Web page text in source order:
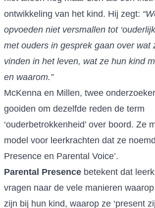
ontwikkeling van het kind. Hij zegt:
opvoeden niet versmallen tot
met ouders in gesprek gaan over wat
vinden in het leven, wat ze hun kind
en waarom.”
McKenna en Millen, twee
gooiden om dezelfde reden de term
‘ouderbetrokkenheid’ over boord. Ze
model voor leerkrachten dat ze
Presence en Parental Voice’.
Parental Presence betekent dat
vragen naar de vele manieren
zijn bij hun kind, waarop ze ‘present